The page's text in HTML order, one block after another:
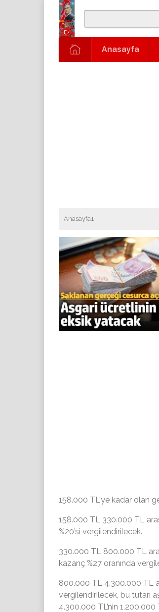
Anasayfa
Anasayfa1
158.000 TL'ye kadar olan
158.000 TL 330.000 TL
%20’si vergilendirilecek.
330.000 TL 800.000 TL
kazanç %27 oranında
800.000 TL 4.300.000 TL
vergilendirilecek, bu tutarı
4.300.000 TL’nin